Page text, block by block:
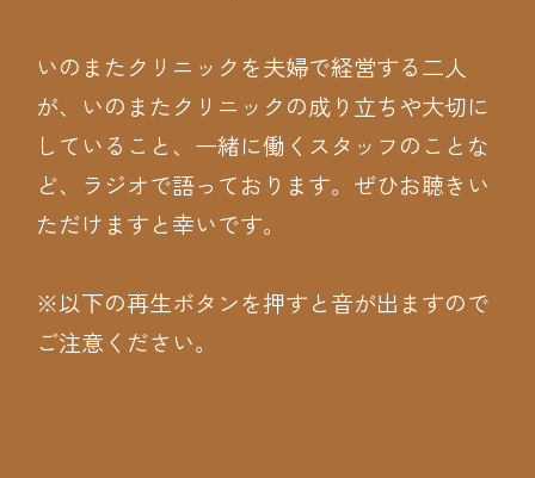
いのまたクリニックを夫婦で経営する二人
が、いのまたクリニックの成り立ちや大切に
していること、一緒に働くスタッフのことな
ど、ラジオで語っております。ぜひお聴きい
ただけますと幸いです。
※以下の再生ボタンを押すと音が出ますので
ご注意ください。